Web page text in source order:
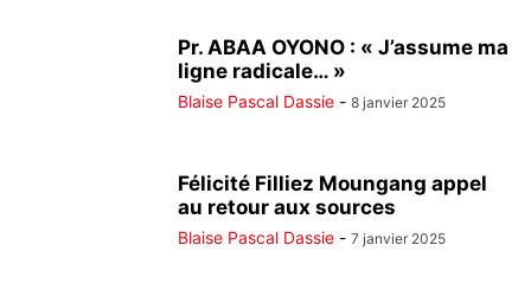
Pr. ABAA OYONO : « J’assume ma
ligne radicale… »
Blaise Pascal Dassie - 8 janvier 2025
Félicité Filliez Moungang appel
au retour aux sources
Blaise Pascal Dassie - 7 janvier 2025